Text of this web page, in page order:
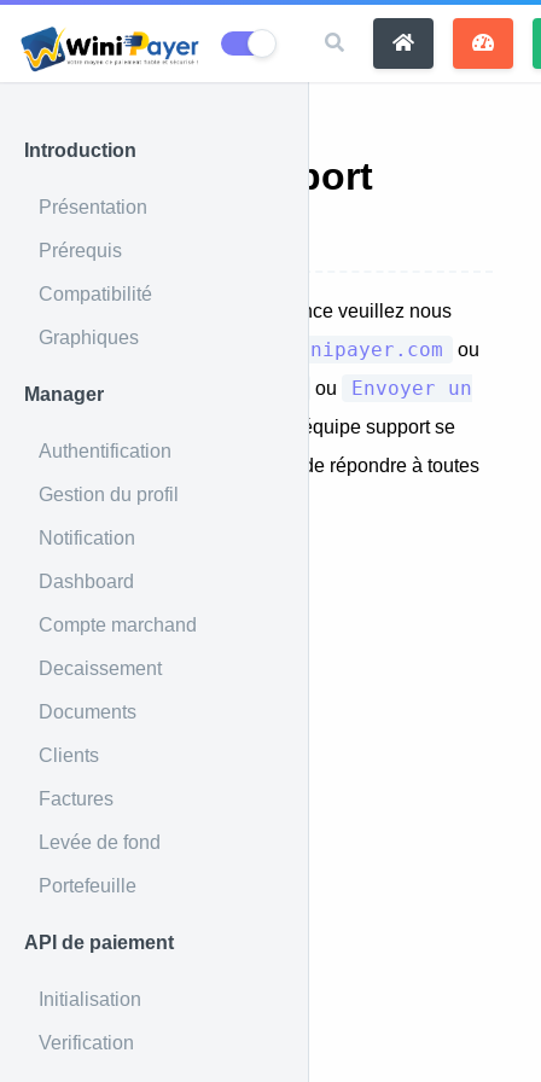
Introduction
Présentation
Prérequis
Compatibilité
Graphiques
Manager
Authentification
Gestion du profil
Notification
Dashboard
Compte marchand
Decaissement
Documents
Clients
Factures
Levée de fond
Portefeuille
API de paiement
Initialisation
Verification
Contact support
technique
Pour toute demande d'assistance veuillez nous
envoyer un mail au
info@winipayer.com
ou
appler au
ou
Envoyer un
. Une équipe support se
mettra à votre disposition afin de répondre à toutes
vos requêtes.